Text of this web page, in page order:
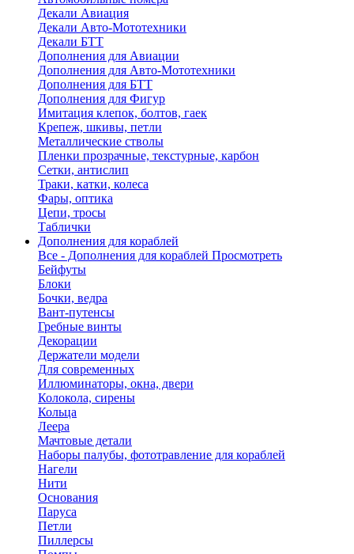
Декали Авиация
Декали Авто-Мототехники
Декали БТТ
Дополнения для Авиации
Дополнения для Авто-Мототехники
Дополнения для БТТ
Дополнения для Фигур
Имитация клепок, болтов, гаек
Крепеж, шкивы, петли
Металлические стволы
Пленки прозрачные, текстурные, карбон
Сетки, антислип
Траки, катки, колеса
Фары, оптика
Цепи, тросы
Таблички
Дополнения для кораблей
Все - Дополнения для кораблей Просмотреть
Бейфуты
Блоки
Бочки, ведра
Вант-путенсы
Гребные винты
Декорации
Держатели модели
Для современных
Иллюминаторы, окна, двери
Колокола, сирены
Кольца
Леера
Мачтовые детали
Наборы палубы, фототравление для кораблей
Нагели
Нити
Основания
Паруса
Петли
Пиллерсы